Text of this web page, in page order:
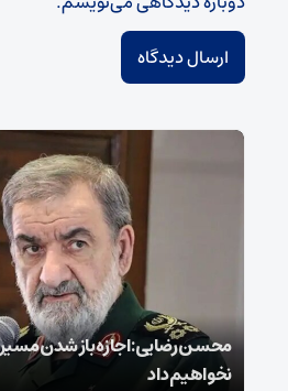
محسن رضایی: اجازه باز شدن مسیر
نخواهیم داد